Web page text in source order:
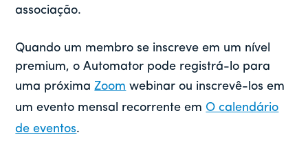
associação.
Quando um membro se inscreve em um nível
premium, o Automator pode registrá-lo para
uma próximaZoom webinar ou inscrevê-los em
um evento mensal recorrente em O calendário
de eventos.